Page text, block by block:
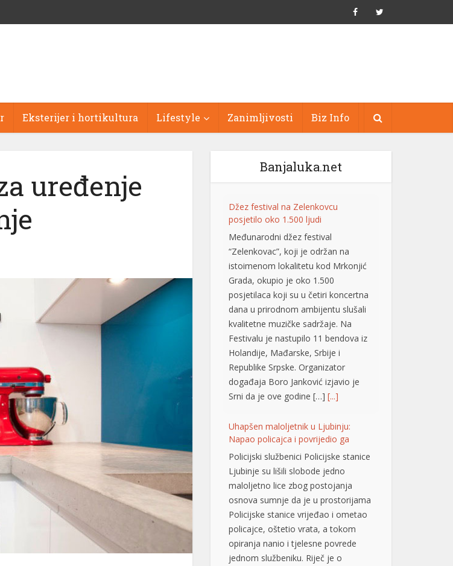
Eksterijer i hortikultura Lifestyle Zanimljivosti Biz Info
uređenje
Banjaluka.net
Džez festival na Zelenkovcu
posjetilo oko 1.500 ljudi
Međunarodni džez festival
“Zelenkovac”, koji je održan na
istoimenom lokalitetu kod Mrkonjić
Grada, okupio je oko 1.500
posjetilaca koji su u četiri koncertna
dana u prirodnom ambijentu slušali
kvalitetne muzičke sadržaje. Na
Festivalu je nastupilo 11 bendova iz
Holandije, Mađarske, Srbije i
Republike Srpske. Organizator
događaja Boro Јanković izjavio je
Srni da je ove godine […] [...]
Uhapšen maloljetnik u Ljubinju:
Napao policajca i povrijedio ga
Policijski službenici Policijske stanice
Ljubinje su lišili slobode jedno
maloljetno lice zbog postojanja
osnova sumnje da je u prostorijama
Policijske stanice vrijeđao i ometao
policajce, oštetio vrata, a tokom
opiranja nanio i tjelesne povrede
jednom službeniku. Riječ je o